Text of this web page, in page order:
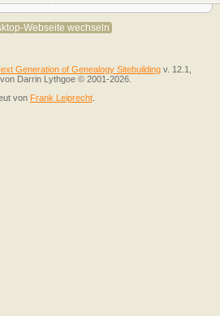
Webseite wechseln
Generation of Genealogy Sitebuilding v. 12.1,
Darrin Lythgoe © 2001-2026.
von Frank Leiprecht.